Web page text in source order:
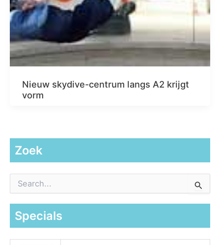
Nieuw skydive-centrum langs A2 krijgt
vorm
Zoek
a
Specials